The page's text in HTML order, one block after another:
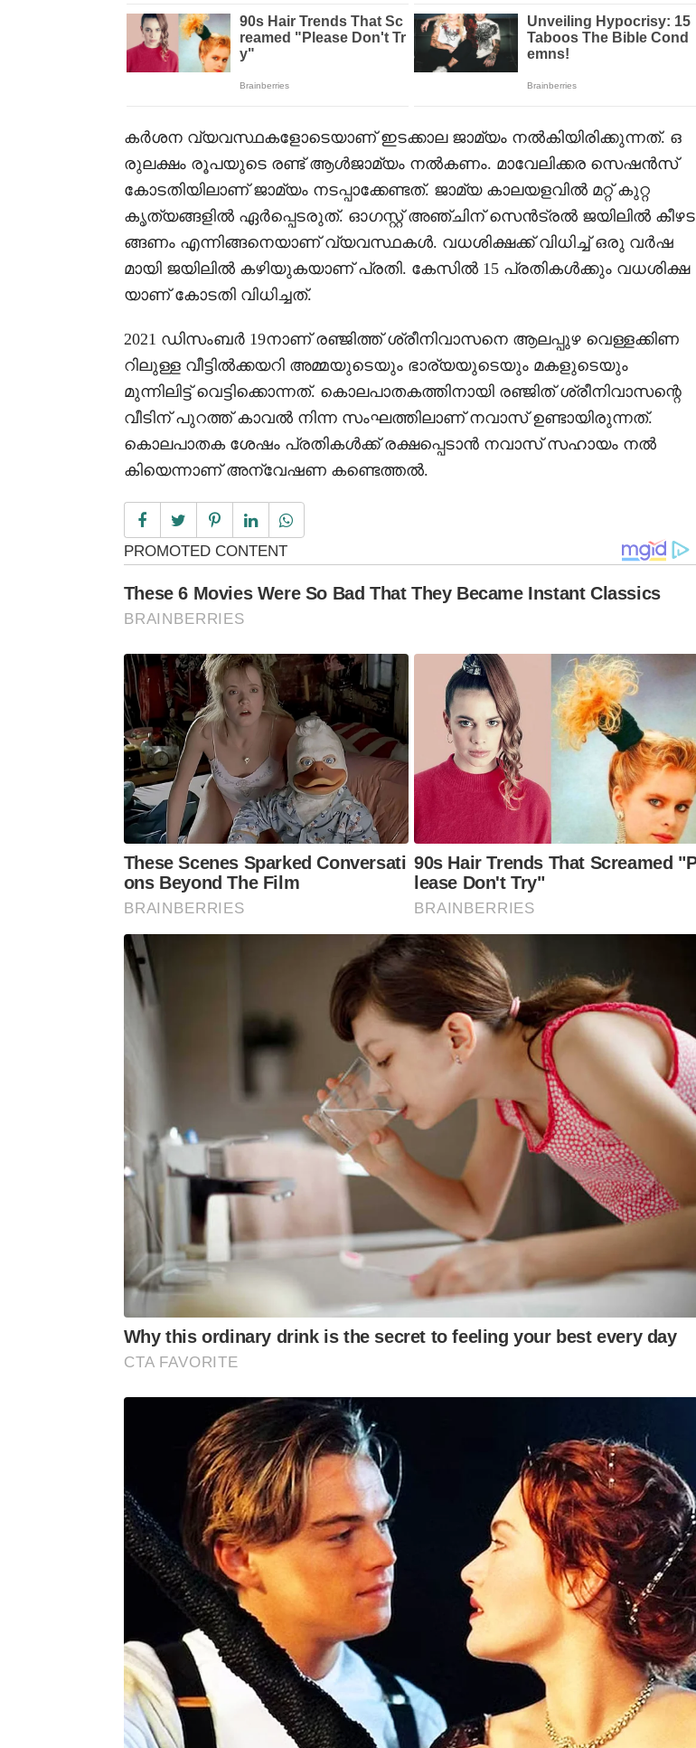
കര്‍ശന വ്യവസ്ഥകളോടെയാണ് ഇടക്കാല ജാമ്യം നല്‍കിയിരിക്കുന്നത്. ഒ
രുലക്ഷം രൂപയുടെ രണ്ട് ആള്‍ജാമ്യം നല്‍കണം. മാവേലിക്കര സെഷന്‍സ്
കോടതിയിലാണ് ജാമ്യം നടപ്പാക്കേണ്ടത്. ജാമ്യ കാലയളവില്‍ മറ്റ് കുറ്റ
കൃത്യങ്ങളില്‍ ഏര്‍പ്പെടരുത്. ഓഗസ്റ്റ് അഞ്ചിന് സെന്‍ട്രല്‍ ജയിലില്‍ കീഴട
ങ്ങണം എന്നിങ്ങനെയാണ് വ്യവസ്ഥകള്‍. വധശിക്ഷക്ക് വിധിച്ച് ഒരു വർഷ
മായി ജയിലിൽ കഴിയുകയാണ് പ്രതി. കേസിൽ 15 പ്രതികൾക്കും വധശിക്ഷ
യാണ് കോടതി വിധിച്ചത്.
2021 ഡിസംബര്‍ 19നാണ് രഞ്ജിത്ത് ശ്രീനിവാസനെ ആലപ്പുഴ വെള്ളക്കിണ
റിലുള്ള വീട്ടില്‍ക്കയറി അമ്മയുടെയും ഭാര്യയുടെയും മകളുടെയും
മുന്നിലിട്ട് വെട്ടിക്കൊന്നത്. കൊലപാതകത്തിനായി രഞ്ജിത് ശ്രീനിവാസന്റെ
വീടിന് പുറത്ത് കാവല്‍ നിന്ന സംഘത്തിലാണ് നവാസ് ഉണ്ടായിരുന്നത്.
കൊലപാതക ശേഷം പ്രതികള്‍ക്ക് രക്ഷപ്പെടാന്‍ നവാസ് സഹായം നൽ
കിയെന്നാണ് അന്വേഷണ കണ്ടെത്തൽ.